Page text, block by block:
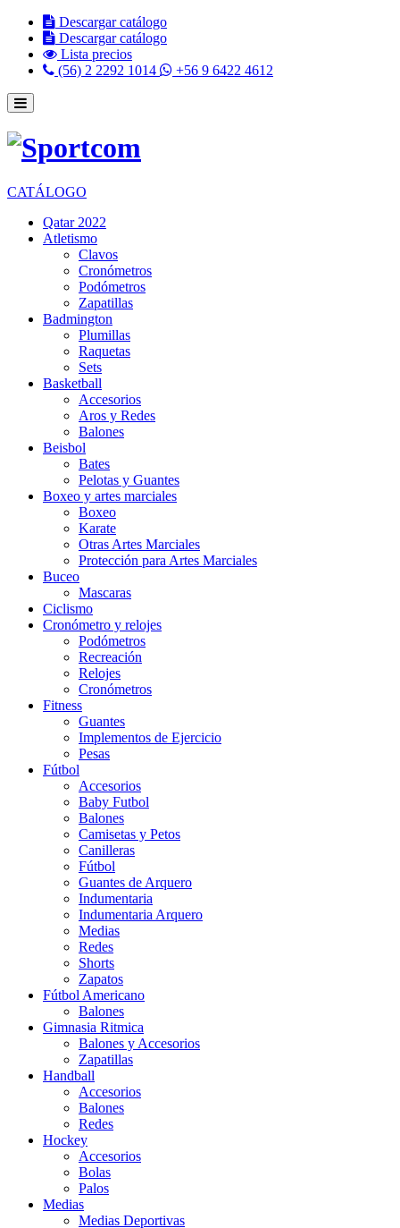
Descargar catálogo
Descargar catálogo
Lista precios
(56) 2 2292 1014
+56 9 6422 4612
CATÁLOGO
Qatar 2022
Atletismo
Clavos
Cronómetros
Podómetros
Zapatillas
Badmington
Plumillas
Raquetas
Sets
Basketball
Accesorios
Aros y Redes
Balones
Beisbol
Bates
Pelotas y Guantes
Boxeo y artes marciales
Boxeo
Karate
Otras Artes Marciales
Protección para Artes Marciales
Buceo
Mascaras
Ciclismo
Cronómetro y relojes
Podómetros
Recreación
Relojes
Cronómetros
Fitness
Guantes
Implementos de Ejercicio
Pesas
Fútbol
Accesorios
Baby Futbol
Balones
Camisetas y Petos
Canilleras
Fútbol
Guantes de Arquero
Indumentaria
Indumentaria Arquero
Medias
Redes
Shorts
Zapatos
Fútbol Americano
Balones
Gimnasia Ritmica
Balones y Accesorios
Zapatillas
Handball
Accesorios
Balones
Redes
Hockey
Accesorios
Bolas
Palos
Medias
Medias Deportivas